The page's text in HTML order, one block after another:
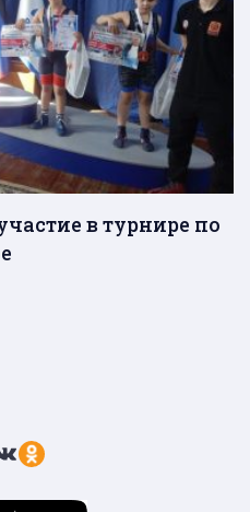
в турнире по
Ссылка